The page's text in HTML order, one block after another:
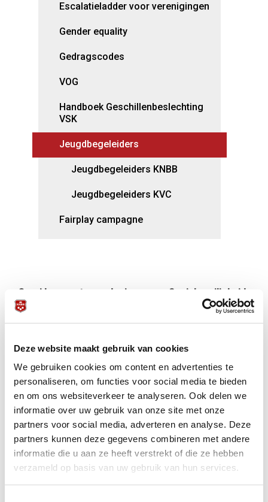
Deze website maakt gebruik van cookies
We gebruiken cookies om content en advertenties te
personaliseren, om functies voor social media te bieden
en om ons websiteverkeer te analyseren. Ook delen we
informatie over uw gebruik van onze site met onze
partners voor social media, adverteren en analyse. Deze
partners kunnen deze gegevens combineren met andere
informatie die u aan ze heeft verstrekt of die ze hebben
verzameld op basis van uw gebruik van hun services.
Escalatieladder voor verenigingen
Gender equality
Gedragscodes
VOG
Handboek Geschillenbeslechting
VSK
Jeugdbegeleiders
Jeugdbegeleiders KNBB
Jeugdbegeleiders KVC
Fairplay campagne
Groei keusporten onder jongeren: Sociale veiligheid
extra belangrijk
driebanden, pool en snooker, zitten ook bij jongeren
deelnemers bij onze jeugdevenementen.
De KNBB is verheugd dat jonge sporters in
toenemende mate kiezen voor onze mooie sporten.
Minstens zo belangrijk is dat zij binnen de bond worden
begeleid door vakkundige en betrokken
jeugdbegeleiders. Goede begeleiding vormt immers de
basis voor sportplezier, ontwikkeling en langdurige
betrokkenheid bij de sport.